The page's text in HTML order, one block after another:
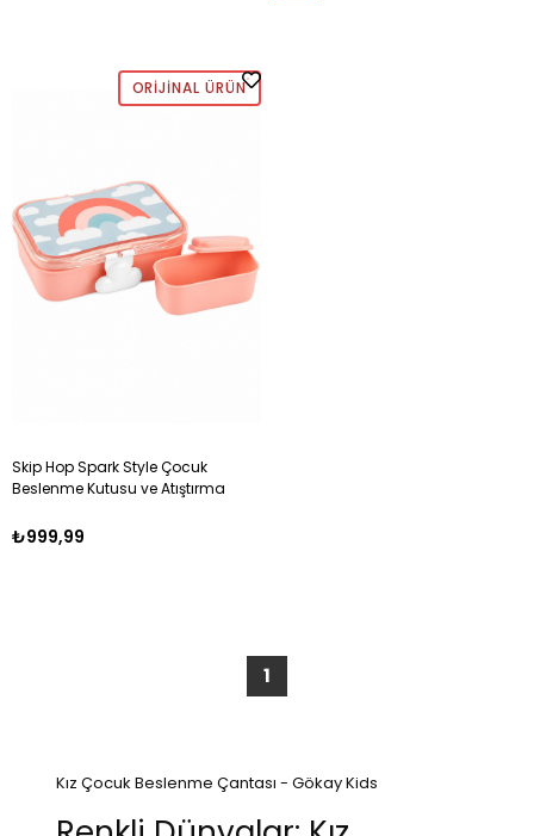
ORIJINAL ÜRÜN
Skip Hop Spark Style Çocuk
Beslenme Kutusu ve Atıştırma
₺999,99
1
Kız Çocuk Beslenme Çantası - Gökay Kids